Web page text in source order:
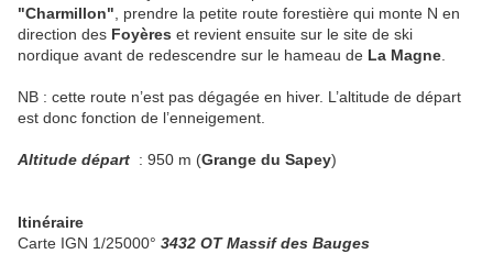
"Charmillon" , prendre la petite route forestière qui monte N en
direction des Foyères et revient ensuite sur le site de ski
nordique avant de redescendre sur le hameau de La Magne
NB : cette route n’est pas dégagée en hiver. L’altitude de départ
est donc fonction de l’enneigement.
Altitude départ : 950 m (Grange du Sapey)
Itinéraire
Carte IGN 1/25000° 3432 OT Massif des Bauges